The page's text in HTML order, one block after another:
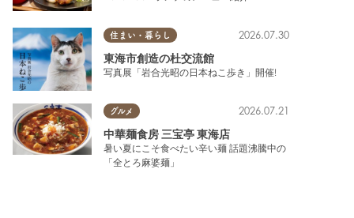
住まい・暮らし 2026.07.30
東海市創造の杜交流館
写真展「岩合光昭の日本ねこ歩き」開催!
グルメ 2026.07.21
中華麺食房 三宝亭 東海店
暑い夏にこそ食べたい辛い麺 話題沸騰中の
「全とろ麻婆麺」